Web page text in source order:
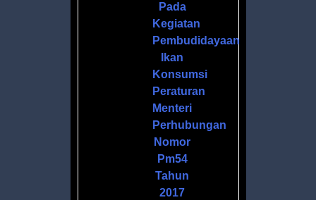
Pada
Kegiatan
Pembudidayaan
Ikan
Konsumsi
Peraturan
Menteri
Perhubungan
Nomor
Pm54
Tahun
2017